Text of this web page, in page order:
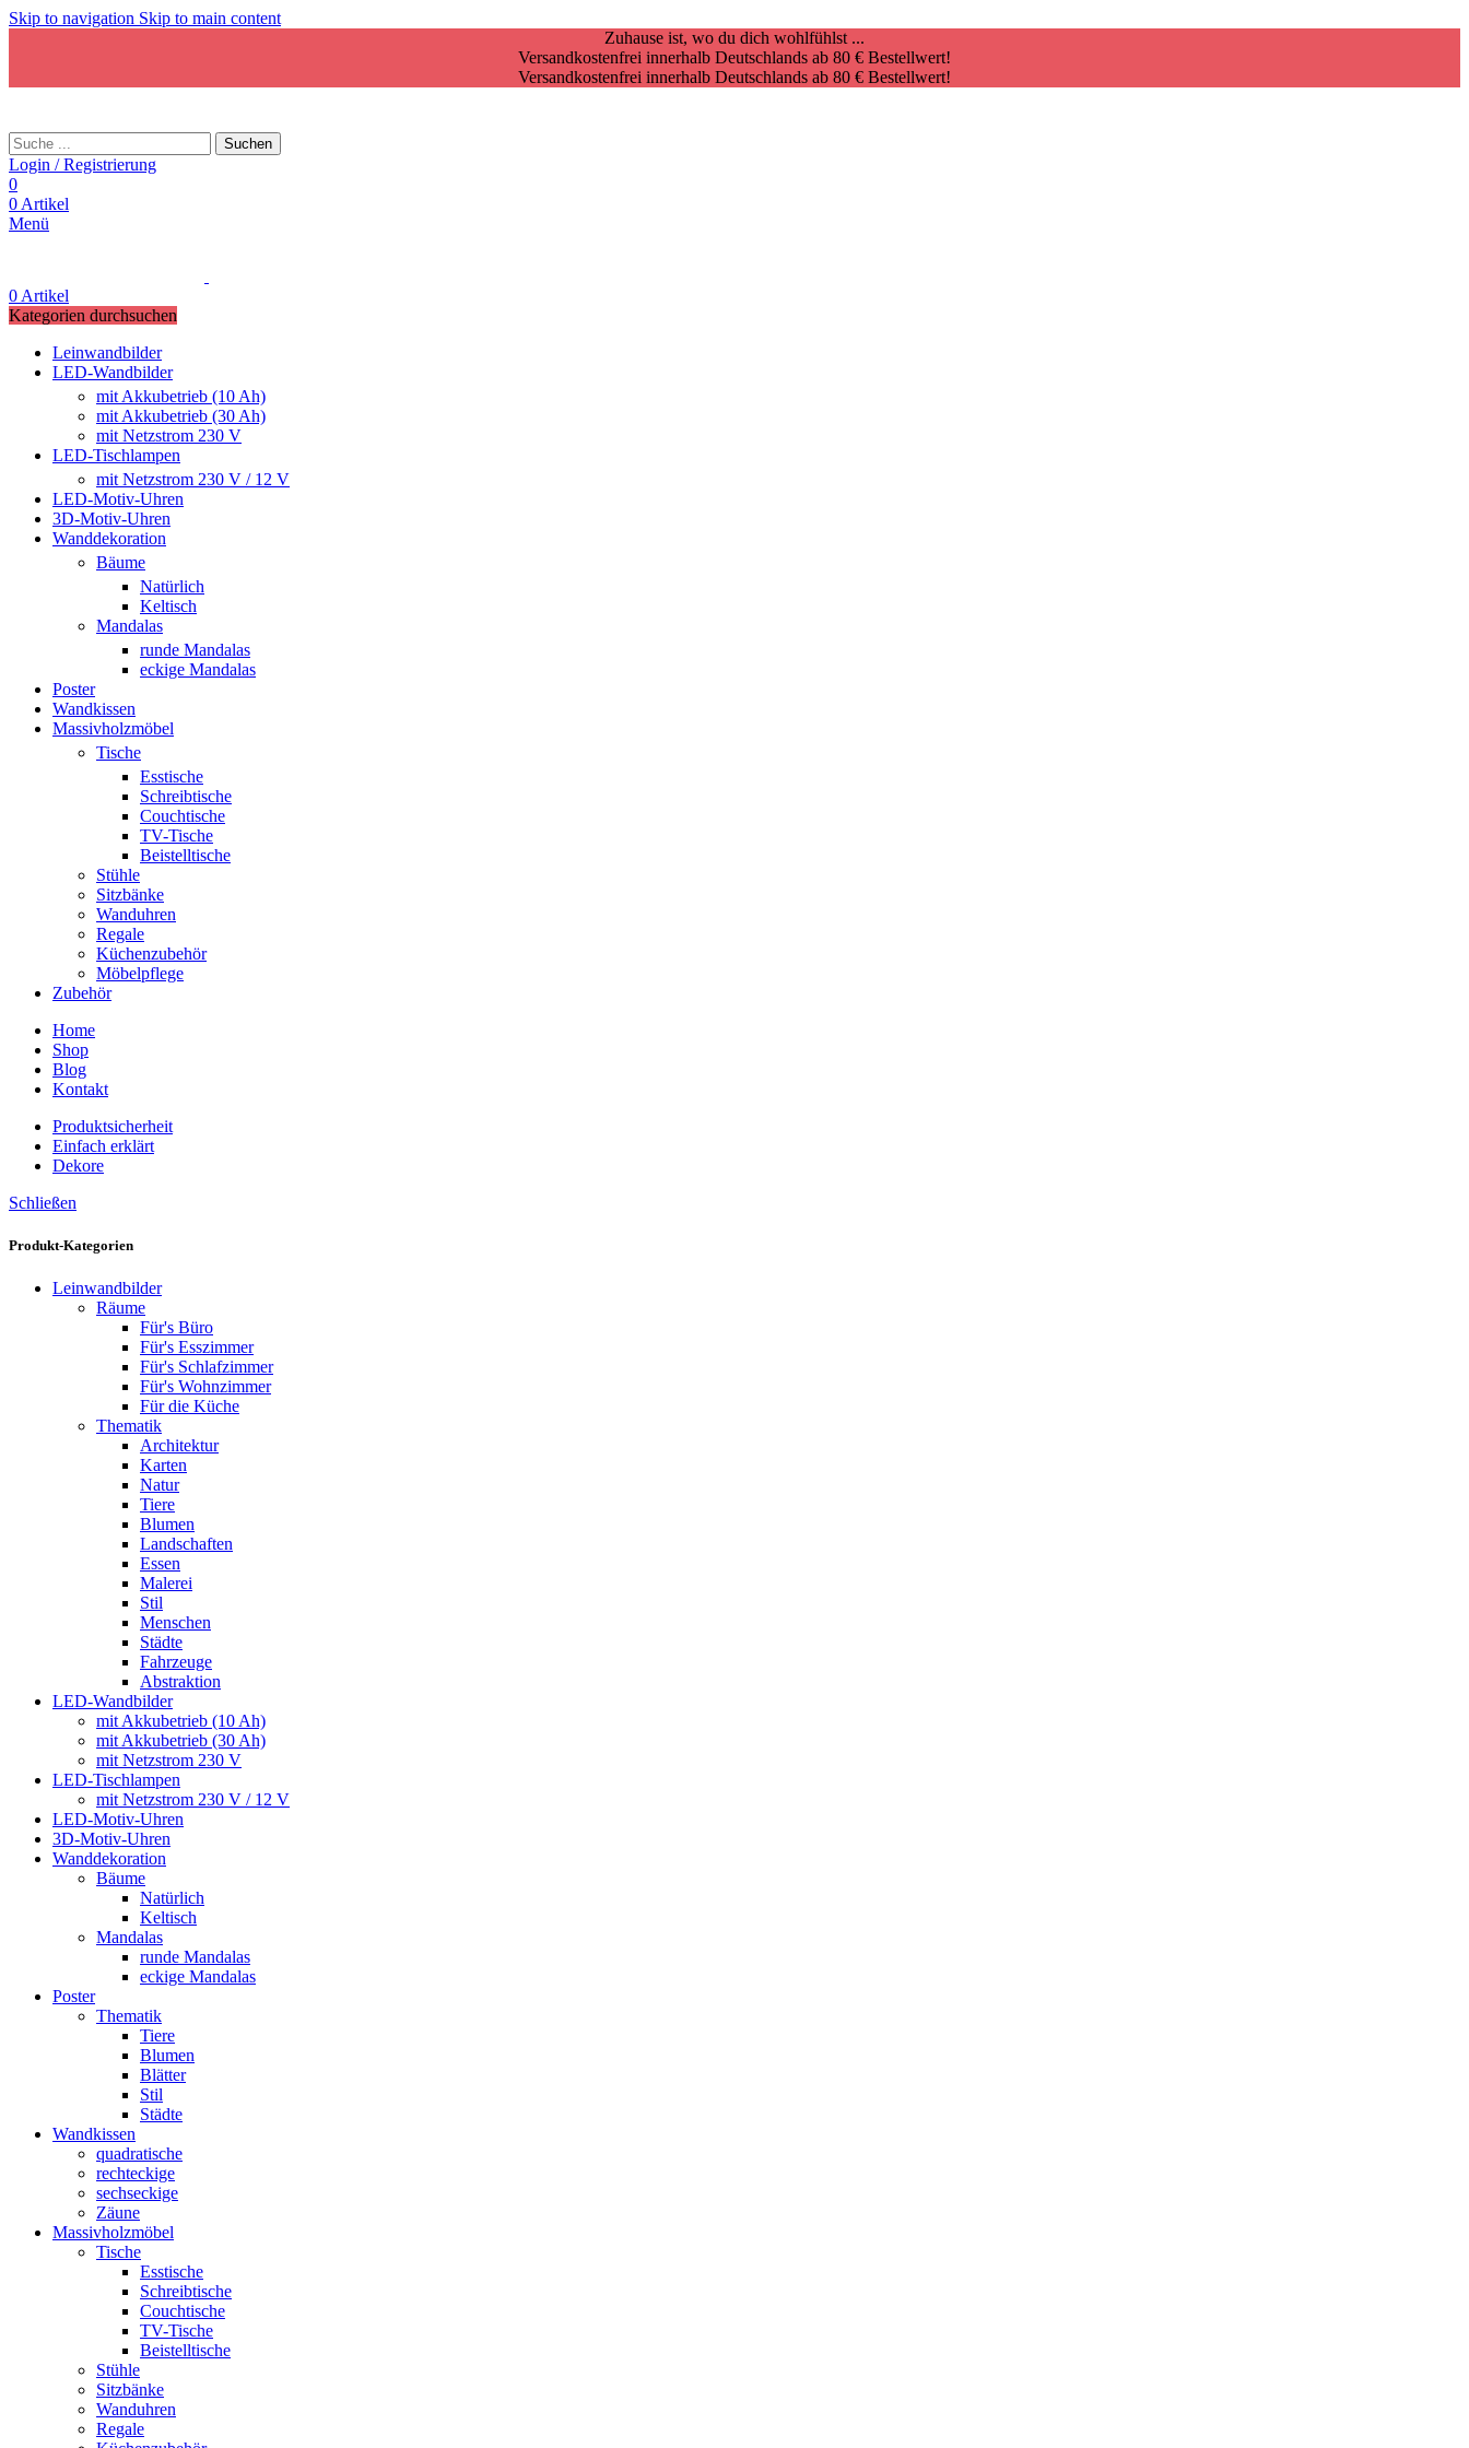
Skip to navigation Skip to main content
Zuhause ist, wo du dich wohlfühlst ...
Versandkostenfrei innerhalb Deutschlands ab 80 € Bestellwert!
Versandkostenfrei innerhalb Deutschlands ab 80 € Bestellwert!
Suchen
Login / Registrierung
0
0 Artikel
Menü
0 Artikel
Kategorien durchsuchen
Leinwandbilder
LED-Wandbilder
mit Akkubetrieb (10 Ah)
mit Akkubetrieb (30 Ah)
mit Netzstrom 230 V
LED-Tischlampen
mit Netzstrom 230 V / 12 V
LED-Motiv-Uhren
3D-Motiv-Uhren
Wanddekoration
Bäume
Natürlich
Keltisch
Mandalas
runde Mandalas
eckige Mandalas
Poster
Wandkissen
Massivholzmöbel
Tische
Esstische
Schreibtische
Couchtische
TV-Tische
Beistelltische
Stühle
Sitzbänke
Wanduhren
Regale
Küchenzubehör
Möbelpflege
Zubehör
Home
Shop
Blog
Kontakt
Produktsicherheit
Einfach erklärt
Dekore
Schließen
Produkt-Kategorien
Leinwandbilder
Räume
Für's Büro
Für's Esszimmer
Für's Schlafzimmer
Für's Wohnzimmer
Für die Küche
Thematik
Architektur
Karten
Natur
Tiere
Blumen
Landschaften
Essen
Malerei
Stil
Menschen
Städte
Fahrzeuge
Abstraktion
LED-Wandbilder
mit Akkubetrieb (10 Ah)
mit Akkubetrieb (30 Ah)
mit Netzstrom 230 V
LED-Tischlampen
mit Netzstrom 230 V / 12 V
LED-Motiv-Uhren
3D-Motiv-Uhren
Wanddekoration
Bäume
Natürlich
Keltisch
Mandalas
runde Mandalas
eckige Mandalas
Poster
Thematik
Tiere
Blumen
Blätter
Stil
Städte
Wandkissen
quadratische
rechteckige
sechseckige
Zäune
Massivholzmöbel
Tische
Esstische
Schreibtische
Couchtische
TV-Tische
Beistelltische
Stühle
Sitzbänke
Wanduhren
Regale